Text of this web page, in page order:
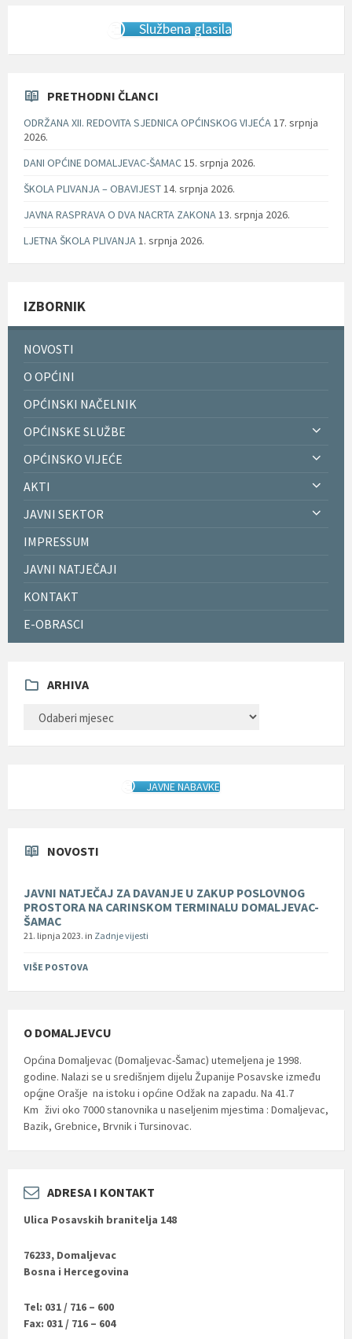
Službena glasila
PRETHODNI ČLANCI
ODRŽANA XII. REDOVITA SJEDNICA OPĆINSKOG VIJEĆA17. srpnja
2026.
DANI OPĆINE DOMALJEVAC-ŠAMAC15. srpnja 2026.
ŠKOLA PLIVANJA – OBAVIJEST14. srpnja 2026.
JAVNA RASPRAVA O DVA NACRTA ZAKONA13. srpnja 2026.
LJETNA ŠKOLA PLIVANJA1. srpnja 2026.
IZBORNIK
NOVOSTI
O OPĆINI
OPĆINSKI NAČELNIK
OPĆINSKE SLUŽBE
OPĆINSKO VIJEĆE
AKTI
JAVNI SEKTOR
IMPRESSUM
JAVNI NATJEČAJI
KONTAKT
E-OBRASCI
ARHIVA
JAVNE NABAVKE
NOVOSTI
JAVNI NATJEČAJ ZA DAVANJE U ZAKUP POSLOVNOG
PROSTORA NA CARINSKOM TERMINALU DOMALJEVAC-
ŠAMAC
21. lipnja 2023. in Zadnje vijesti
VIŠE POSTOVA
O DOMALJEVCU
Općina Domaljevac (Domaljevac-Šamac) utemeljena je 1998.
godine. Nalazi se u središnjem dijelu Županije Posavske između
općine Orašje na istoku i općine Odžak na zapadu. Na 41.7
Km
2
živi oko 7000 stanovnika u naseljenim mjestima : Domaljevac,
Bazik, Grebnice, Brvnik i Tursinovac.
ADRESA I KONTAKT
Ulica Posavskih branitelja 148
76233, Domaljevac
Bosna i Hercegovina
Tel: 031 / 716 – 600
Fax: 031 / 716 – 604